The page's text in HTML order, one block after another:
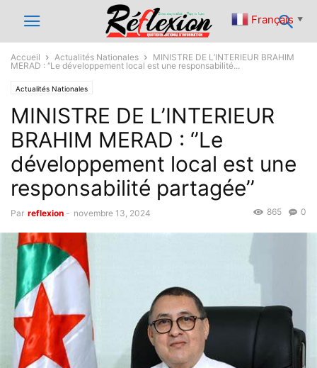
Accueil Actualités Nationales
MINISTRE DE L’INTERIEUR BRAHIM
MERAD : ‘’Le développement local est une responsabilité...
Actualités Nationales
MINISTRE DE L’INTERIEUR
BRAHIM MERAD : ‘’Le
développement local est une
responsabilité partagée’’
Par reflexion - novembre 13, 2024 0
865
Français ▼